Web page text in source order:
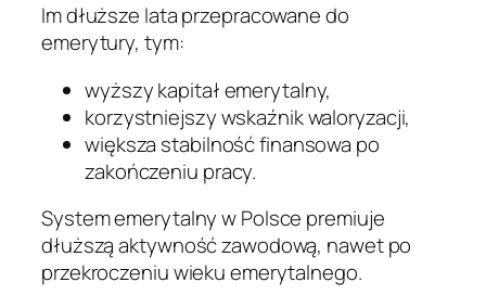
Im dłuższe lata przepracowane do
emerytury, tym:
wyższy kapitał emerytalny,
korzystniejszy wskaźnik waloryzacji,
większa stabilność finansowa po
zakończeniu pracy.
System emerytalny w Polsce premiuje
dłuższą aktywność zawodową, nawet po
przekroczeniu wieku emerytalnego.